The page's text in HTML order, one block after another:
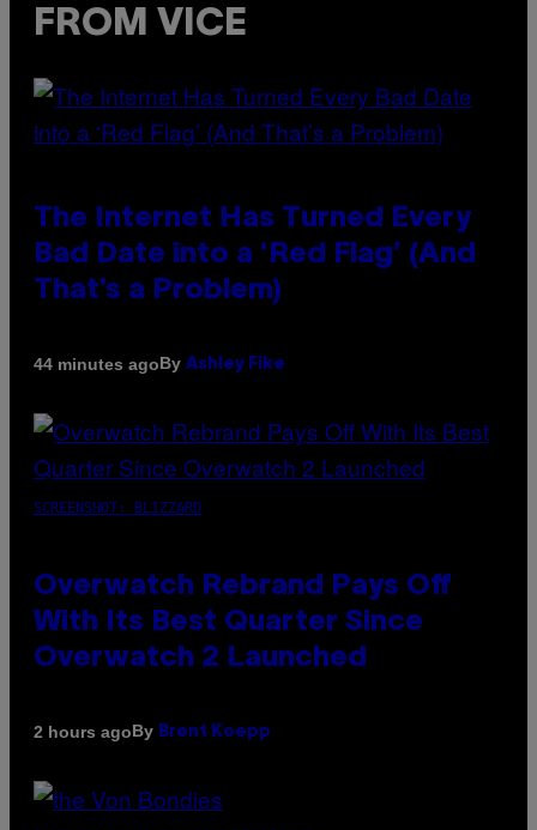
FROM VICE
The Internet Has Turned Every
Bad Date into a ‘Red Flag’ (And
That’s a Problem)
44 minutes agoBy Ashley Fike
SCREENSHOT: BLIZZARD
Overwatch Rebrand Pays Off
With Its Best Quarter Since
Overwatch 2 Launched
2 hours agoBy Brent Koepp